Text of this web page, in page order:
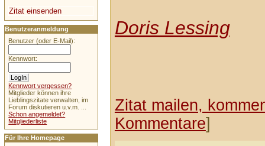
Doris Lessing
Zitat mailen,
Kommentare]
Zitat einsenden
Benutzeranmeldung
Benutzer (oder E-Mail):
Kennwort:
Kennwort vergessen?
Mitglieder können ihre
Lieblingszitate verwalten, im
Forum diskutieren u.v.m. ...
Schon angemeldet?
Mitgliederliste
Für Ihre Homepage